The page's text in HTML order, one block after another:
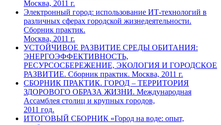
Москва, 2011 г.
Электронный город: использование ИТ-технологий в
различных сферах городской жизнедеятельности.
Сборник практик.
Москва, 2011 г.
УСТОЙЧИВОЕ РАЗВИТИЕ СРЕДЫ ОБИТАНИЯ:
ЭНЕРГОЭФФЕКТИВНОСТЬ,
РЕСУРСОСБЕРЕЖЕНИЕ, ЭКОЛОГИЯ И ГОРОДСКОЕ
РАЗВИТИЕ. Сборник практик. Москва, 2011 г.
СБОРНИК ПРАКТИК. ГОРОД – ТЕРРИТОРИЯ
ЗДОРОВОГО ОБРАЗА ЖИЗНИ. Международная
Ассамблея столиц и крупных городов,
2011 год.
ИТОГОВЫЙ СБОРНИК «Город на воде: опыт,